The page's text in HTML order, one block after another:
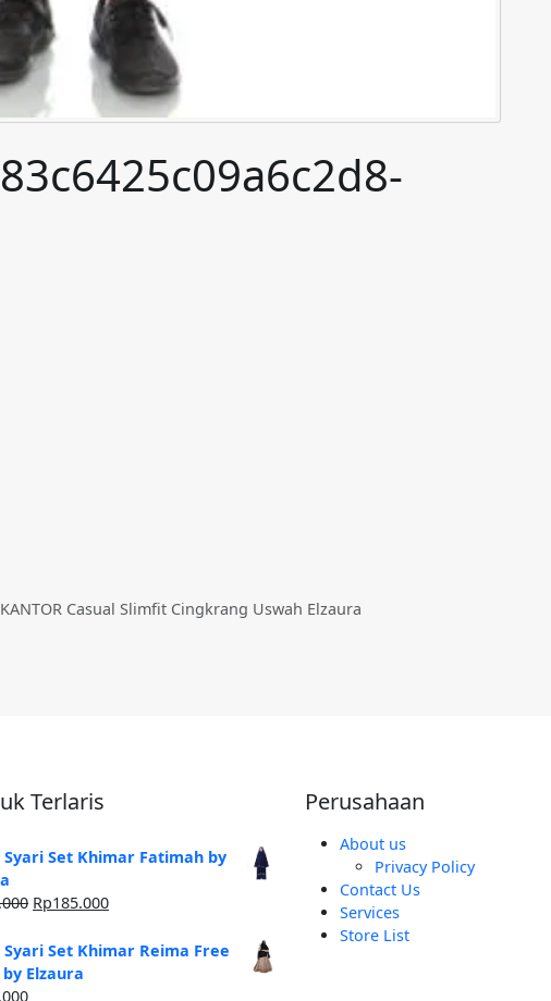
KANTOR Casual Slimfit Cingkrang Uswah Elzaura
Terlaris
Syari Set Khimar Fatimah by
Harga
adalah:
Rp250.000.
Rp185.000Harga
ini
Syari Set Khimar Reima Free
Elzaura
Perusahaan
About us
Privacy Policy
Contact Us
Services
Store List